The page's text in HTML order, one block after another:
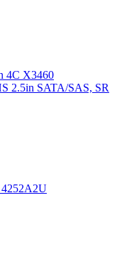
4C X3460
2.5in SATA/SAS, SR
4252A2U